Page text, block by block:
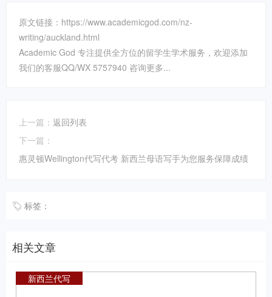
原文链接：https://www.academicgod.com/nz-
writing/auckland.html
Academic God 专注提供全方位的留学生学术服务，欢迎添加
我们的客服QQ/WX 5757940 咨询更多...
上一篇： 返回列表
下一篇：
惠灵顿Wellington代写代考 新西兰母语写手为您服务保障成绩
标签：
相关文章
新西兰代写